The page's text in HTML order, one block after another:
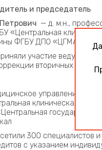
и председатель
— д. м.н.,
«Центральная
ФГБУ ДПО «ЦГМА» УД
участие ведущие
вторичных
управление
клиническая
300 специалистов и
с указанием